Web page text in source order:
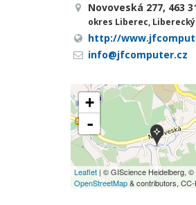
Novoveská 277, 463
okres Liberec,
http://
info@jfcomputer.cz
+
-
Leaflet | © GIScience Heidelberg, ©
OpenStreetMap& contributors, CC-